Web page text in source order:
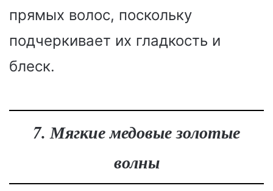
прямых волос, поскольку
подчеркивает их гладкость и
блеск.
7. Мягкие медовые золотые
волны